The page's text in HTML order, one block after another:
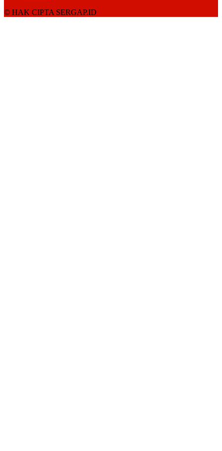
© HAK CIPTA SERGAP.ID